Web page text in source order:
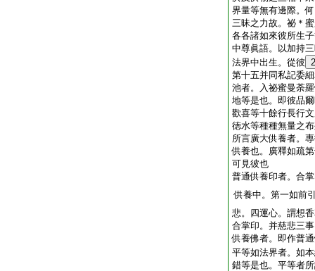
界量等無有邊際。
三昧之力故。祕＊
各各諸如來彼所生
中尊眞語。以加持
法界中出生。從彼 2
第十五并同私記委
池者。入祕蜜曼荼
地等是也。即彼品
歡喜等十餘行長行
徳水等種種無量之
所言廣大供養者。
供養也。廣釋如疏
可見彼也
普通供養印者。合
供養中。第一如前
悲。四運心。謂想
合掌印。并慈悲三
供養佛者。即作普
平等如法界者。如
錯等是也。平等者